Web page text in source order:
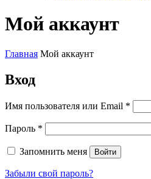
Мой аккаунт
Главная Мой аккаунт
Вход
Имя пользователя или Email *
Пароль *
Запомнить меня Войти
Забыли свой пароль?